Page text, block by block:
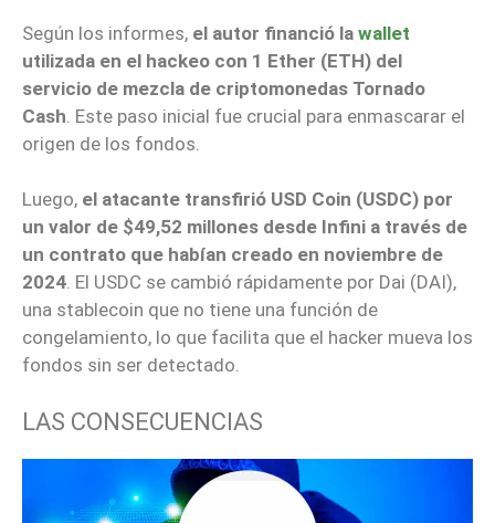
Según los informes, el autor financió la wallet
utilizada en el hackeo con 1 Ether (ETH) del
servicio de mezcla de criptomonedas Tornado
Cash . Este paso inicial fue crucial para enmascarar el
origen de los fondos.
Luego, el atacante transfirió USD Coin (USDC) por
un valor de $49,52 millones desde Infini a través de
un contrato que habían creado en noviembre de
2024. El USDC se cambió rápidamente por Dai (DAI),
una stablecoin que no tiene una función de
congelamiento, lo que facilita que el hacker mueva los
fondos sin ser detectado.
LAS CONSECUENCIAS